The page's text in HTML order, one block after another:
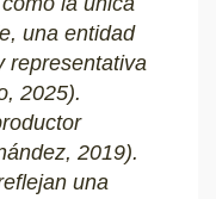
una entidad
representativa
2025).
2019).
una